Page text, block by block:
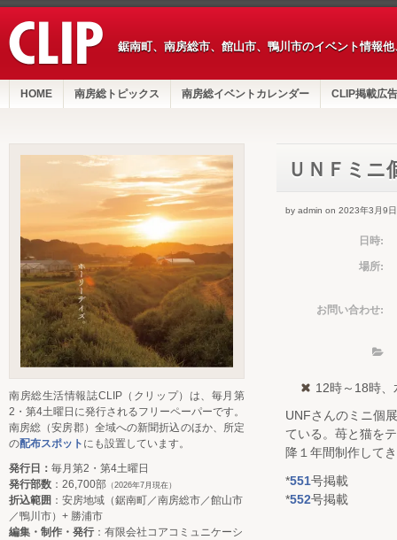
鋸南町、南房総市、館山市、鴨川市のイベント情報
HOME 南房総トピックス 南房総イベントカレンダー CLIP掲載広告
ＵＮＦミニ
by admin on 2023年3月9日
日時:
場所:
お問い合わせ:
12時～18時、
UNFさんのミニ個
ている。苺と猫を
降１年間制作して
*551号掲載
*552号掲載
南房総生活情報誌CLIP（クリップ）は、毎月第
2・第4土曜日に発行されるフリーペーパーです。
南房総（安房郡）全域への新聞折込のほか、所定
の配布スポット にも設置しています。
発行日： 毎月第2・第4土曜日
発行部数 ：26,700部 （2026年7月現在）
折込範囲 ：安房地域（鋸南町／南房総市／館山市
／鴨川市）+ 勝浦市
編集・制作・発行：有限会社コアコミュニケーシ